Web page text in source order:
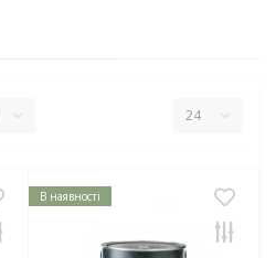
В наявності